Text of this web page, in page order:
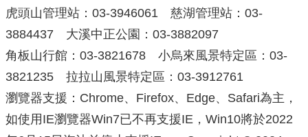
虎頭山管理站：03-3946061 慈湖管理站：03-
3884437 大溪中正公園：03-3882097
角板山行館：03-3821678 小烏來風景特定區：03-
3821235 拉拉山風景特定區：03-3912761
瀏覽器支援：Chrome、Firefox、Edge、Safari為主，
如使用IE瀏覽器Win7已不再支援IE，Win10將於2022